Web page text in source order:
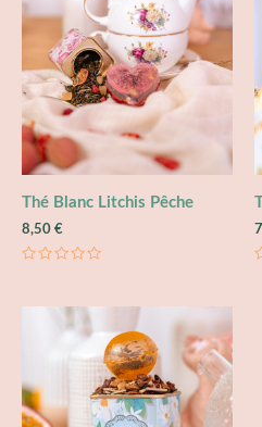
Thé Blanc Litchis Pêche
8,50 €